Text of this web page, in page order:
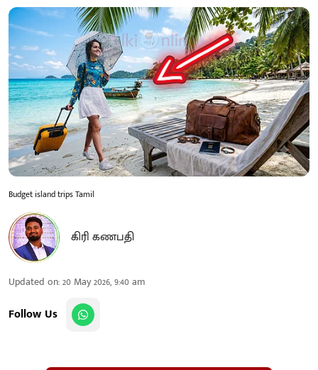
Budget island trips Tamil
கிரி கணபதி
Updated on:20 May 2026, 9:40 am
Follow Us